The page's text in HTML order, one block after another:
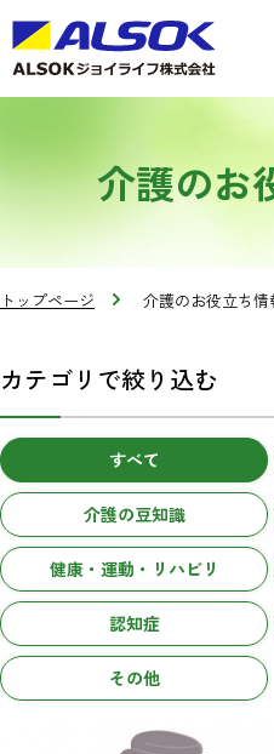
介護のお
トップページ 介護のお役立ち情
カテゴリで絞り込む
すべて
介護の豆知識
健康・運動・リハビリ
認知症
その他